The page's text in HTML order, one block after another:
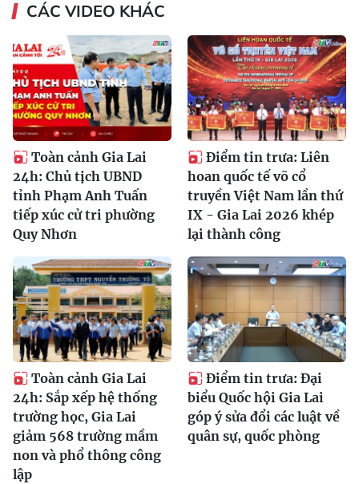
CÁC VIDEO KHÁC
Toàn cảnh Gia Lai
24h: Chủ tịch UBND
tỉnh Phạm Anh Tuấn
tiếp xúc cử tri phường
Quy Nhơn
Điểm tin trưa: Liên
hoan quốc tế võ cổ
truyền Việt Nam lần thứ
IX - Gia Lai 2026 khép
lại thành công
Toàn cảnh Gia Lai
24h: Sắp xếp hệ thống
trường học, Gia Lai
giảm 568 trường mầm
non và phổ thông công
lập
Điểm tin trưa: Đại
biểu Quốc hội Gia Lai
góp ý sửa đổi các luật về
quân sự, quốc phòng